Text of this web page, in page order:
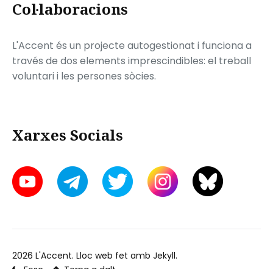
Col·laboracions
L'Accent és un projecte autogestionat i funciona a
través de dos elements imprescindibles: el treball
voluntari i les persones sòcies.
Xarxes Socials
2026 L'Accent. Lloc web fet amb Jekyll.